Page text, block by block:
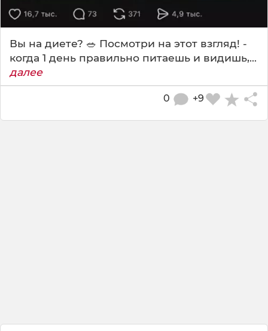
Вы на диете? 🥗 Посмотри на этот взгляд! -
когда 1 день правильно питаешь и видишь,...
далее
+9
0